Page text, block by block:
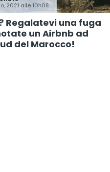
2021 alle 10h08
Regalatevi una fuga
un Airbnb ad
del Marocco!